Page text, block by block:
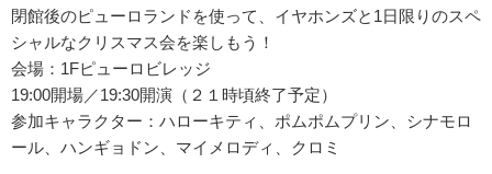
閉館後のピューロランドを使って、イヤホンズと1日限りのスペ
シャルなクリスマス会を楽しもう！
会場：1Fピューロビレッジ
19:00開場／19:30開演（２１時頃終了予定）
参加キャラクター：ハローキティ、ポムポムプリン、シナモロ
ール、ハンギョドン、マイメロディ、クロミ